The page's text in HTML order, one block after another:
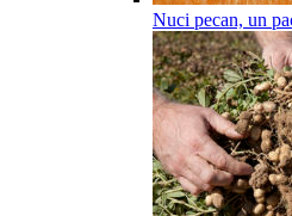
Nuci pecan, un